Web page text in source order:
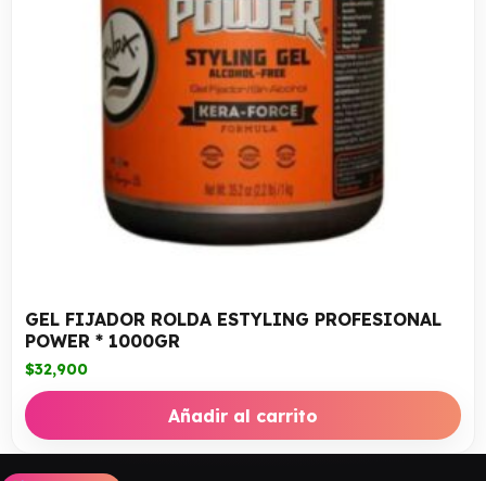
GEL FIJADOR ROLDA ESTYLING PROFESIONAL
POWER * 1000GR
$32,900
Añadir al carrito